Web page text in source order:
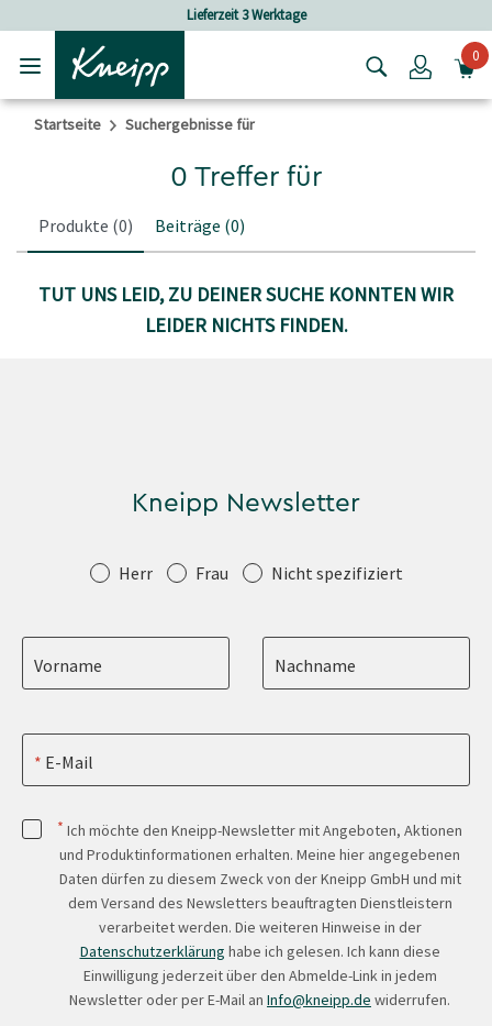
Lieferzeit 3 Werktage
Login0
Startseite Suchergebnisse für
0 Treffer für
Produkte (0) Beiträge (0)
TUT UNS LEID, ZU DEINER SUCHE KONNTEN WIR
LEIDER NICHTS FINDEN.
Kneipp Newsletter
Anrede Herr Frau Nicht spezifiziert
Vorname Nachname
E-Mail
* Ich möchte den Kneipp-Newsletter mit Angeboten, Aktionen
und Produktinformationen erhalten. Meine hier angegebenen
Daten dürfen zu diesem Zweck von der Kneipp GmbH und mit
dem Versand des Newsletters beauftragten Dienstleistern
verarbeitet werden. Die weiteren Hinweise in der
Datenschutzerklärung habe ich gelesen. Ich kann diese
Einwilligung jederzeit über den Abmelde-Link in jedem
Newsletter oder per E-Mail an Info@kneipp.de widerrufen.